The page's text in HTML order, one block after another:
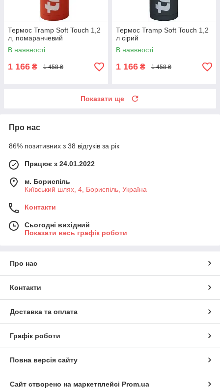
Термос Tramp Soft Touch 1,2
л, помаранчевий
В наявності
1 166 ₴ 1 458 ₴
Термос Tramp Soft Touch 1,2
л сірий
В наявності
1 166 ₴ 1 458 ₴
Показати ще
Про нас
86% позитивних з 38 відгуків за рік
Працює з 24.01.2022
м. Бориспіль
Київський шлях, 4, Бориспіль, Україна
Контакти
Сьогодні вихідний
Показати весь графік роботи
Про нас
Контакти
Доставка та оплата
Графік роботи
Повна версія сайту
Сайт створено на маркетплейсі Prom.ua